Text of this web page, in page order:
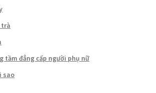
trà
tầm đẳng cấp người phụ nữ
sao